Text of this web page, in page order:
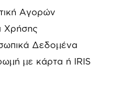
Αγορών
Χρήσης
Δεδομένα
με κάρτα ή IRIS